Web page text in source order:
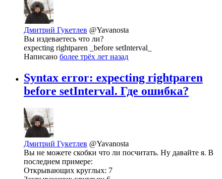
Дмитрий Гукетлев @Yavanosta
Вы издеваетесь что ли?
expecting rightparen _before setInterval_
Написано более трёх лет назад
Syntax error: expecting rightparen
before setInterval. Где ошибка?
Дмитрий Гукетлев @Yavanosta
Вы не можете скобки что ли посчитать. Ну давайте я. В
последнем примере:
Открывающих круглых: 7